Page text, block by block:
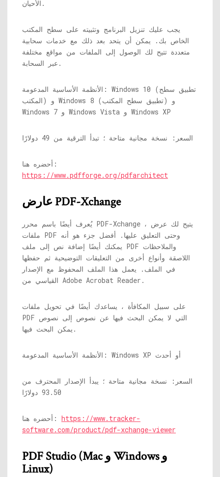
الأحيان.
يجب عليك تنزيل البرنامج وتثبيته على سطح المكتب
الخاص بك. يمكن أن يتحد بعد ذلك مع خدمات سحابية
متعددة تتيح لك الوصول إلى الملفات من مواقع مختلفة
عبر السحابة.
الأنظمة الأساسية المدعومة: Windows 10 (تطبيق سطح
المكتب) و Windows 8 (تطبيق سطح المكتب) و
Windows 7 و Windows Vista و Windows XP
السعر: نسخة مجانية متاحة ؛ تبدأ الترقية من 49 دولارًا
أحضره هنا:
https://www.pdfforge.org/pdfarchitect
عارض PDF-Xchange
يُعرف أيضًا باسم محرر PDF-Xchange ، يتيح لك عرض
ملفات PDF وحتى التعليق عليها. أفضل جزء هو أنه
يمكنك أيضًا إضافة نص إلى ملف PDF والملاحظات
اللاصقة وأنواع أخرى من التعليقات التوضيحية ثم حفظها
في الملف. يعمل هذا الملف المحفوظ مع الإصدار
القياسي من Adobe Acrobat Reader.
على سبيل المكافأة ، يساعدك أيضًا في تحويل ملفات
PDF التي لا يمكن البحث فيها عن نصوص إلى نصوص
يمكن البحث فيها.
الأنظمة الأساسية المدعومة: Windows XP أو أحدث
السعر: نسخة مجانية متاحة ؛ يبدأ الإصدار المحترف من
93.50 دولارًا
أحضره هنا: https://www.tracker-
software.com/product/pdf-xchange-viewer
PDF Studio (Mac و Windows و
Linux)